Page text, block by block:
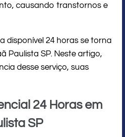
causando transtornos e
disponível 24 horas se torna
Paulista SP. Neste artigo,
desse serviço, suas
24 Horas em
SP